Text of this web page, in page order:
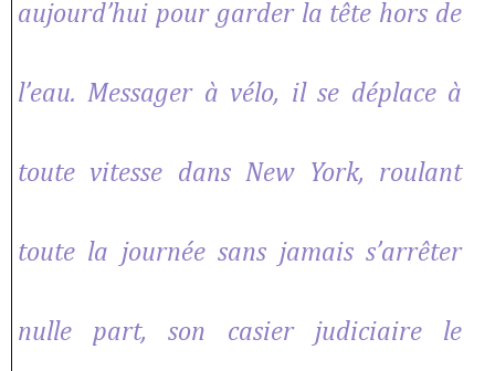
aujourd’hui pour garder la tête hors de
l’eau. Messager à vélo, il se déplace à
toute vitesse dans New York, roulant
toute la journée sans jamais s’arrêter
nulle part, son casier judiciaire le